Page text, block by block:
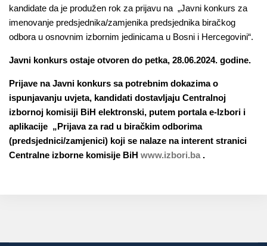
kandidate da je produžen rok za prijavu na „Javni konkurs za
imenovanje predsjednika/zamjenika predsjednika biračkog
odbora u osnovnim izbornim jedinicama u Bosni i Hercegovini“.
Javni konkurs ostaje otvoren do petka, 28.06.2024. godine.
Prijave na Javni konkurs sa potrebnim dokazima o
ispunjavanju uvjeta, kandidati dostavljaju Centralnoj
izbornoj komisiji BiH elektronski, putem portala e-Izbori i
aplikacije „Prijava za rad u biračkim odborima
(predsjednici/zamjenici) koji se nalaze na interent stranici
Centralne izborne komisije BiH www.izbori.ba .